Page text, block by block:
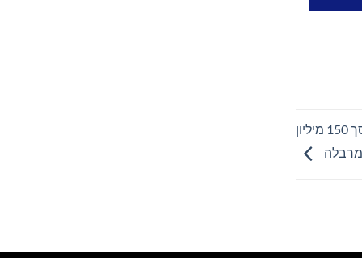
Neinor Homes ו-Stoneshield Capital משיקות שותפות בסך 150 מיליון